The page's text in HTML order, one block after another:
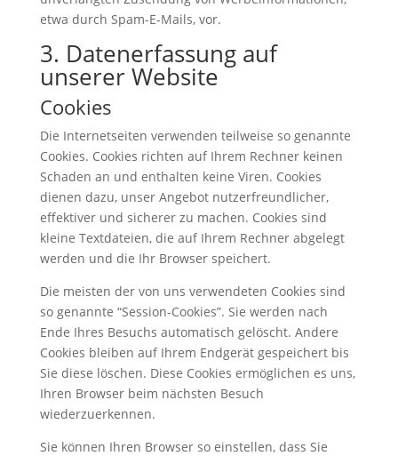
etwa durch Spam-E-Mails, vor.
3. Datenerfassung auf
unserer Website
Cookies
Die Internetseiten verwenden teilweise so genannte
Cookies. Cookies richten auf Ihrem Rechner keinen
Schaden an und enthalten keine Viren. Cookies
dienen dazu, unser Angebot nutzerfreundlicher,
effektiver und sicherer zu machen. Cookies sind
kleine Textdateien, die auf Ihrem Rechner abgelegt
werden und die Ihr Browser speichert.
Die meisten der von uns verwendeten Cookies sind
so genannte “Session-Cookies”. Sie werden nach
Ende Ihres Besuchs automatisch gelöscht. Andere
Cookies bleiben auf Ihrem Endgerät gespeichert bis
Sie diese löschen. Diese Cookies ermöglichen es uns,
Ihren Browser beim nächsten Besuch
wiederzuerkennen.
Sie können Ihren Browser so einstellen, dass Sie